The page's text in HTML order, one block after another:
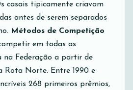
casais tipicamente criavam
antes de serem separados
Métodos de Competição
em todas as
na Federação a partir de
Rota Norte. Entre 1990 e
268 primeiros prêmios,